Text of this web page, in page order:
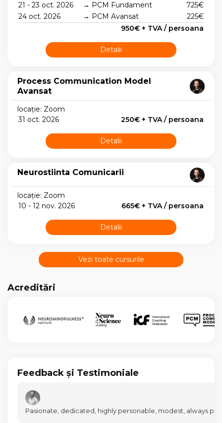
21 - 23 oct. 2026
→ PCM Fundament
725€
24 oct. 2026
→ PCM Avansat
225€
950€ + TVA / persoana
Detalii
Process Communication Model
Avansat
locație: Zoom
31 oct. 2026
250€ + TVA / persoana
Detalii
Neurostiinta Comunicarii
locație: Zoom
10 - 12 nov. 2026
665€ + TVA / persoana
Detalii
Vezi toate cursurile
Acreditări
Feedback și Testimoniale
Pasionate, dedicated, highly personable, modest, always